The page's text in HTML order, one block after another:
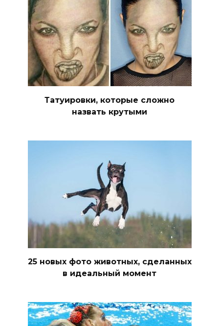
Татуировки, которые сложно
назвать крутыми
25 новых фото животных, сделанных
в идеальный момент